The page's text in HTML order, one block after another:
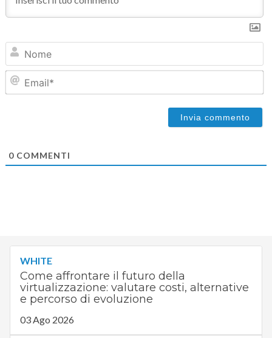
0COMMENTI
WHITE
Come affrontare il futuro della
virtualizzazione: valutare costi, alternative
e percorso di evoluzione
03 Ago 2026